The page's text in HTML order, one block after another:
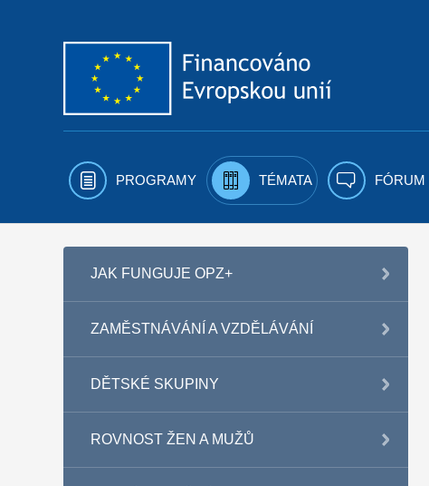
PROGRAMY TÉMATA FÓRUM
JAK FUNGUJE OPZ+
ZAMĚSTNÁVÁNÍ A VZDĚLÁVÁNÍ
DĚTSKÉ SKUPINY
ROVNOST ŽEN A MUŽŮ